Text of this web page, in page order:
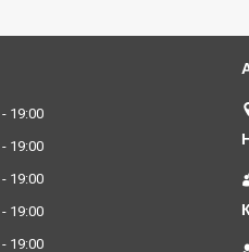
19:00
19:00
19:00
19:00
19:00